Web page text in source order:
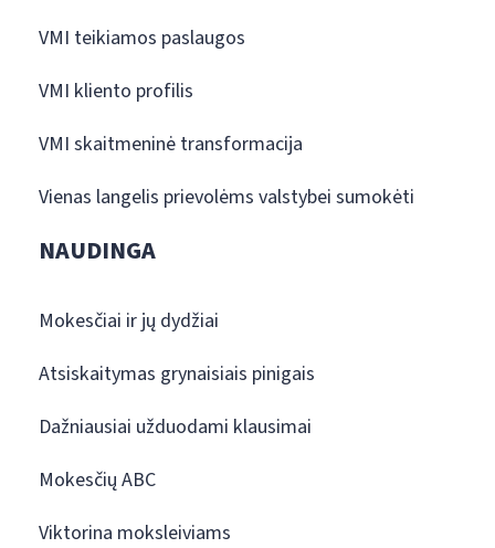
VMI teikiamos paslaugos
VMI kliento profilis
VMI skaitmeninė transformacija
Vienas langelis prievolėms valstybei sumokėti
NAUDINGA
Mokesčiai ir jų dydžiai
Atsiskaitymas grynaisiais pinigais
Dažniausiai užduodami klausimai
Mokesčių ABC
Viktorina moksleiviams